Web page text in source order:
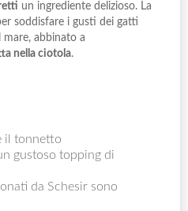
un ingrediente delizioso. La
soddisfare i gusti dei gatti
abbinato a
nella ciotola.
il tonnetto
gustoso topping di
da Schesir sono